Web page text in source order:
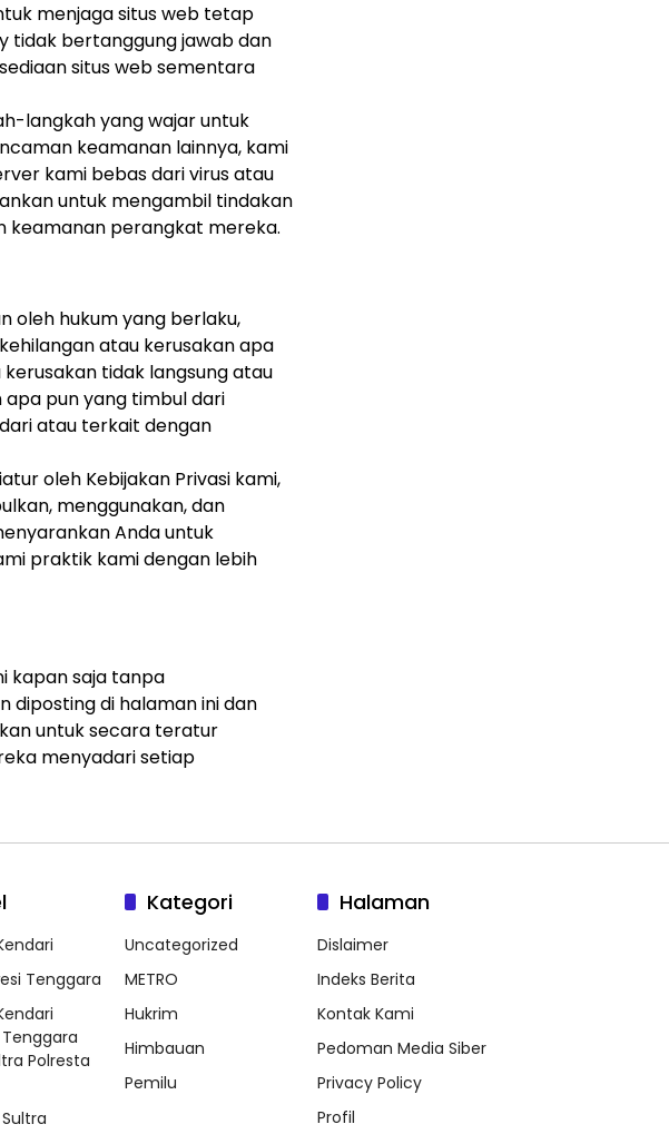
menjaga situs web tetap
tidak bertanggung jawab dan
situs web sementara
langkah yang wajar untuk
keamanan lainnya, kami
kami bebas dari virus atau
untuk mengambil tindakan
keamanan perangkat mereka.
oleh hukum yang berlaku,
atau kerusakan apa
tidak langsung atau
apa pun yang timbul dari
atau terkait dengan
oleh Kebijakan Privasi kami,
menggunakan, dan
Anda untuk
praktik kami dengan lebih
kapan saja tanpa
diposting di halaman ini dan
untuk secara teratur
menyadari setiap
Tenggara
Polresta
Kategori
Uncategorized
METRO
Hukrim
Himbauan
Pemilu
Halaman
Dislaimer
Indeks Berita
Kontak Kami
Pedoman Media Siber
Privacy Policy
Profil